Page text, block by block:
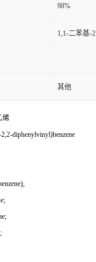
98%
1,1-二苯基-
其他
烯
diphenylvinyl)benzene